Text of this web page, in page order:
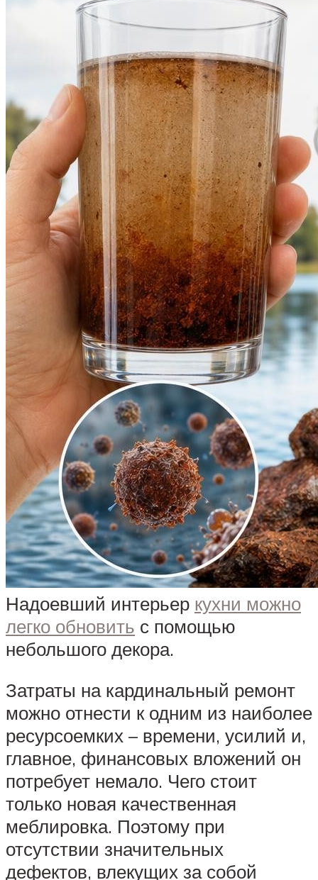
Надоевший интерьер кухни можно
легко обновить с помощью
небольшого декора.
Затраты на кардинальный ремонт
можно отнести к одним из наиболее
ресурсоемких – времени, усилий и,
главное, финансовых вложений он
потребует немало. Чего стоит
только новая качественная
меблировка. Поэтому при
отсутствии значительных
дефектов, влекущих за собой